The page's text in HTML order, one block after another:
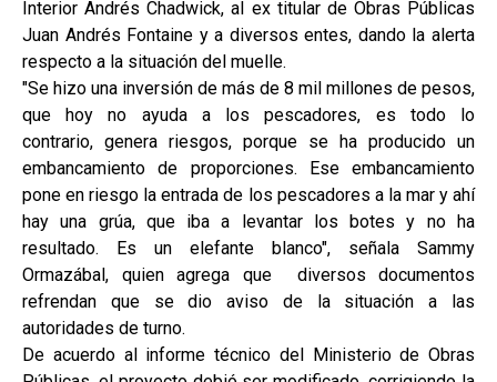
Interior Andrés Chadwick, al ex titular de Obras Públicas
Juan Andrés Fontaine y a diversos entes, dando la alerta
respecto a la situación del muelle.
"Se hizo una inversión de más de 8 mil millones de pesos,
que hoy no ayuda a los pescadores, es todo lo
contrario, genera riesgos, porque se ha producido un
embancamiento de proporciones. Ese embancamiento
pone en riesgo la entrada de los pescadores a la mar y ahí
hay una grúa, que iba a levantar los botes y no ha
resultado. Es un elefante blanco", señala Sammy
Ormazábal, quien agrega que diversos documentos
refrendan que se dio aviso de la situación a las
autoridades de turno.
De acuerdo al informe técnico del Ministerio de Obras